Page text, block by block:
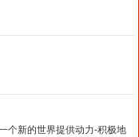
个新的世界提供动力-积极地